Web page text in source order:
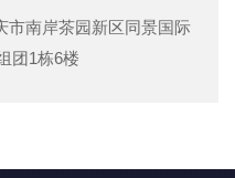
市南岸茶园新区同景国际
团1栋6楼